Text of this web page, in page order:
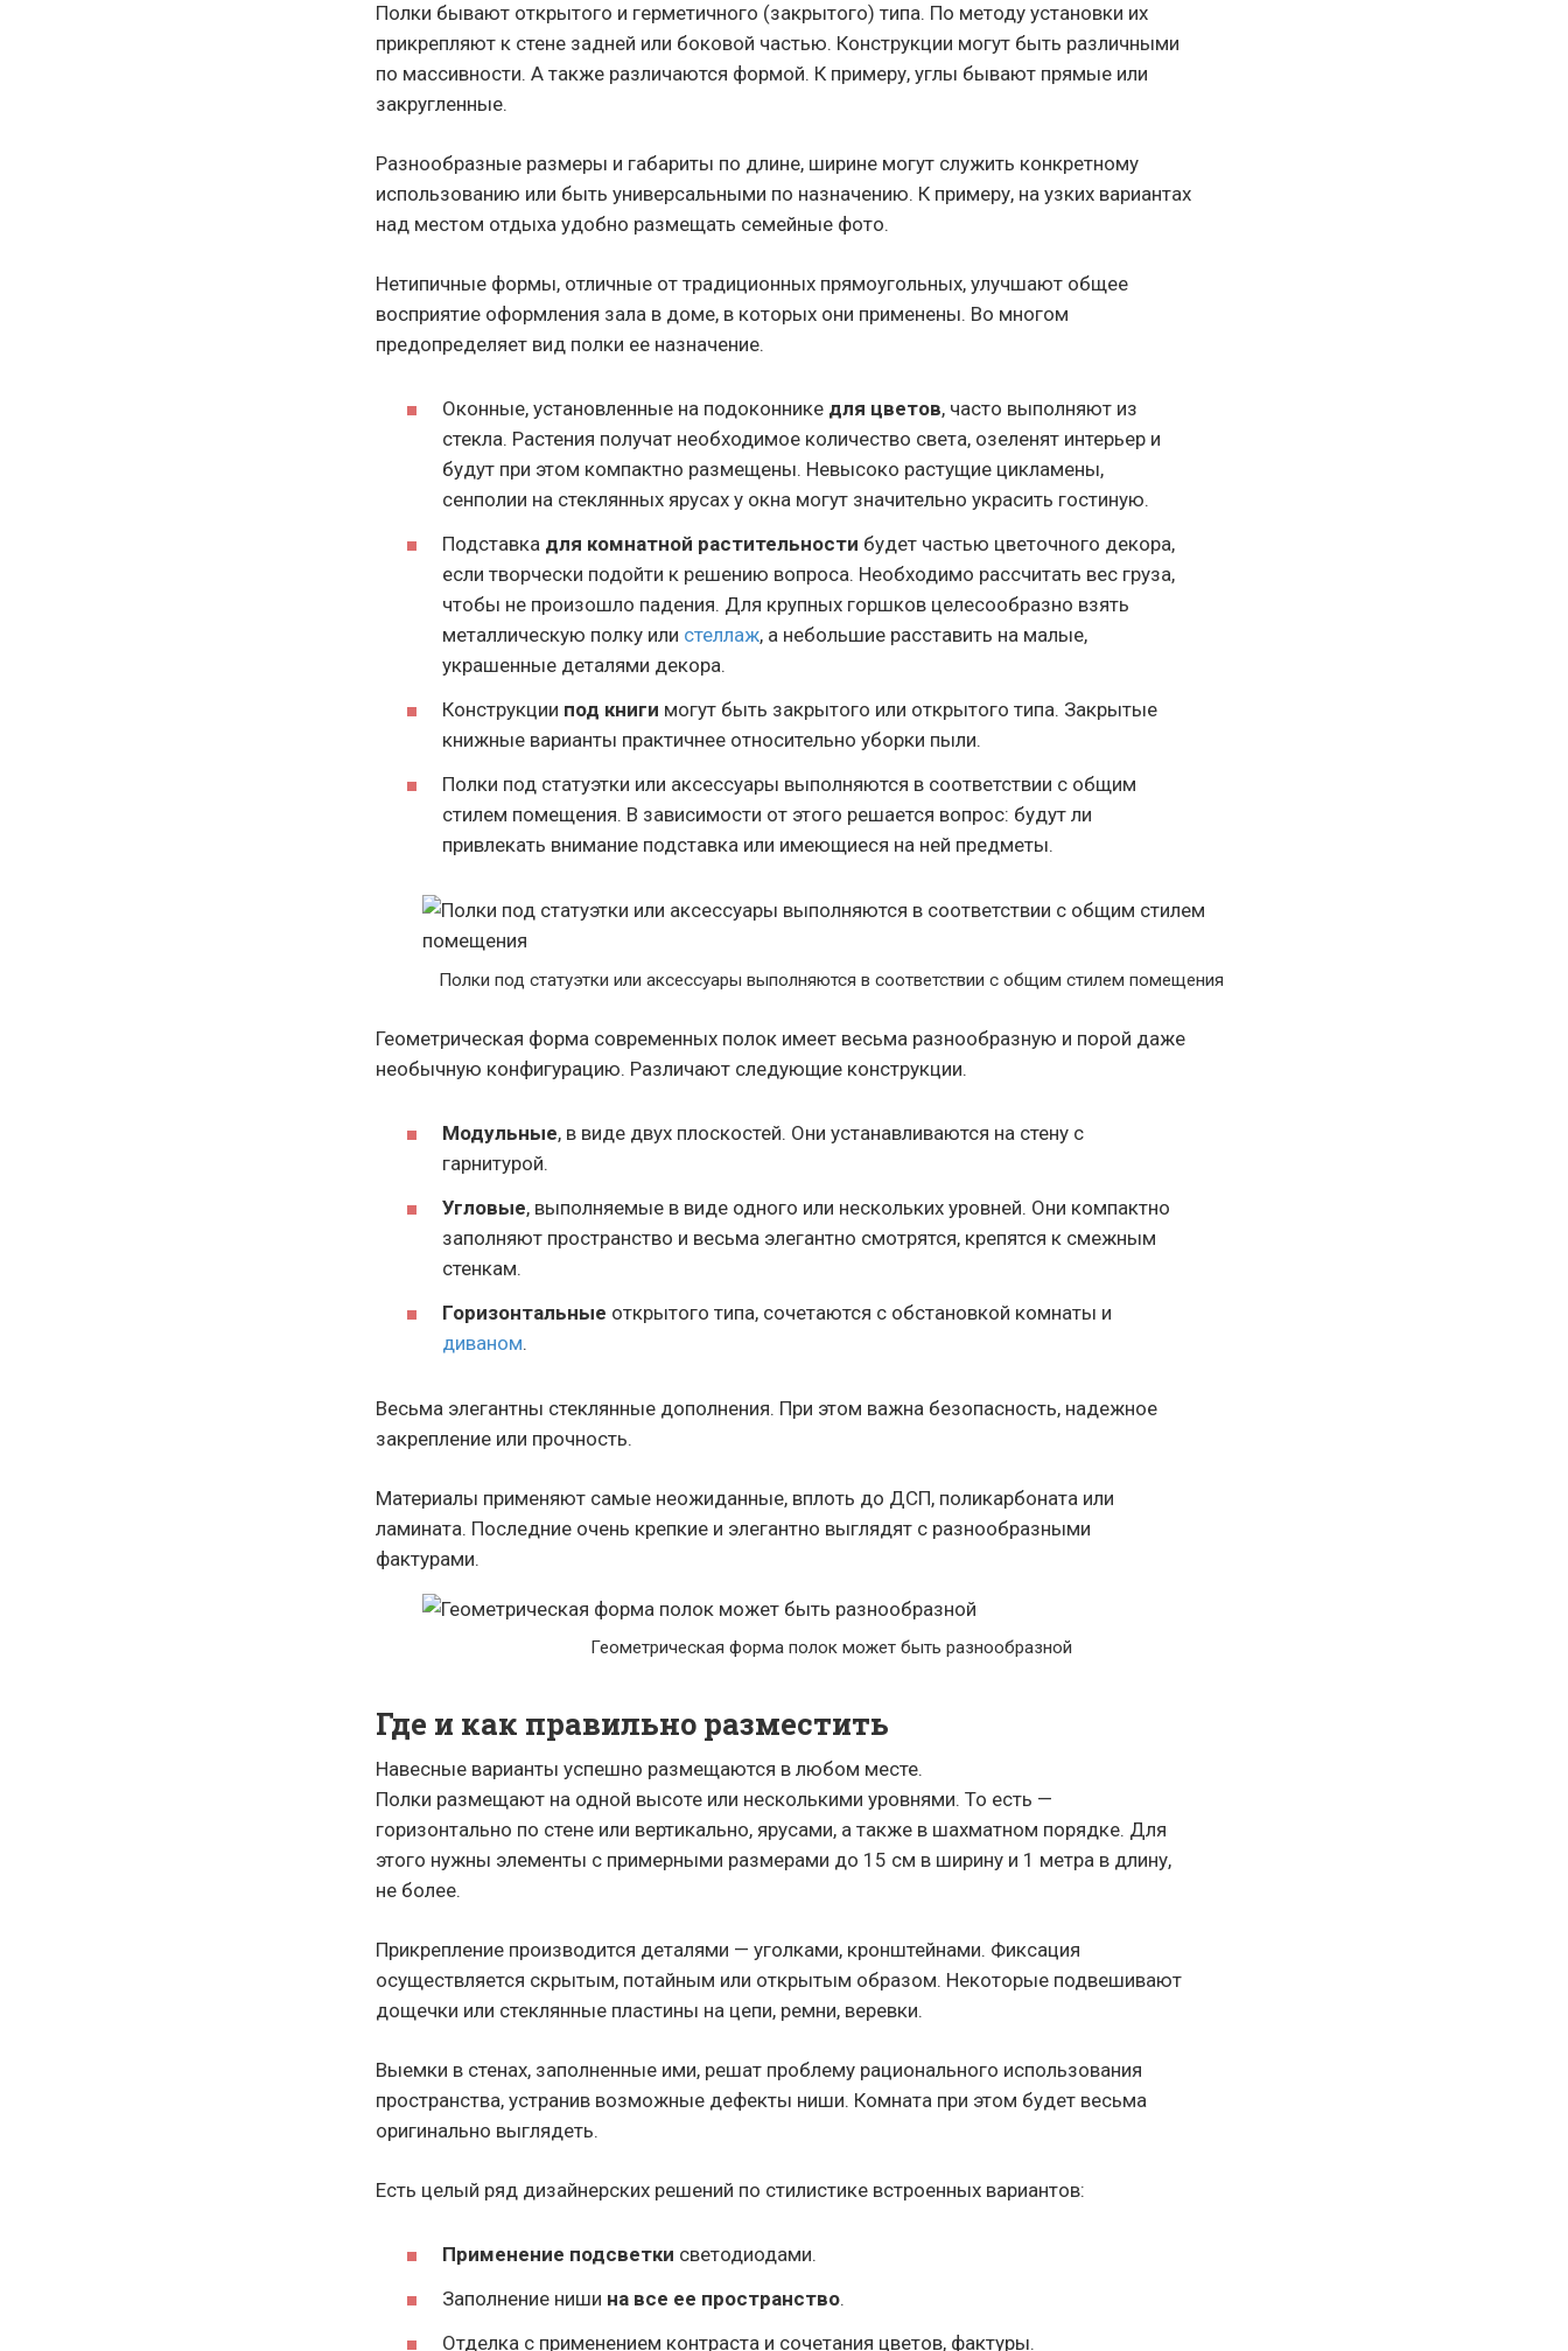
Полки бывают открытого и герметичного (закрытого) типа. По методу установки их
прикрепляют к стене задней или боковой частью. Конструкции могут быть различными
по массивности. А также различаются формой. К примеру, углы бывают прямые или
закругленные.
Разнообразные размеры и габариты по длине, ширине могут служить конкретному
использованию или быть универсальными по назначению. К примеру, на узких вариантах
над местом отдыха удобно размещать семейные фото.
Нетипичные формы, отличные от традиционных прямоугольных, улучшают общее
восприятие оформления зала в доме, в которых они применены. Во многом
предопределяет вид полки ее назначение.
Оконные, установленные на подоконнике для цветов, часто выполняют из
стекла. Растения получат необходимое количество света, озеленят интерьер и
будут при этом компактно размещены. Невысоко растущие цикламены,
сенполии на стеклянных ярусах у окна могут значительно украсить гостиную.
Подставка для комнатной растительности будет частью цветочного декора,
если творчески подойти к решению вопроса. Необходимо рассчитать вес груза,
чтобы не произошло падения. Для крупных горшков целесообразно взять
металлическую полку или стеллаж, а небольшие расставить на малые,
украшенные деталями декора.
Конструкции под книги могут быть закрытого или открытого типа. Закрытые
книжные варианты практичнее относительно уборки пыли.
Полки под статуэтки или аксессуары выполняются в соответствии с общим
стилем помещения. В зависимости от этого решается вопрос: будут ли
привлекать внимание подставка или имеющиеся на ней предметы.
Полки под статуэтки или аксессуары выполняются в соответствии с общим стилем помещения
Геометрическая форма современных полок имеет весьма разнообразную и порой даже
необычную конфигурацию. Различают следующие конструкции.
Модульные, в виде двух плоскостей. Они устанавливаются на стену с
гарнитурой.
Угловые, выполняемые в виде одного или нескольких уровней. Они компактно
заполняют пространство и весьма элегантно смотрятся, крепятся к смежным
стенкам.
Горизонтальные открытого типа, сочетаются с обстановкой комнаты и
диваном.
Весьма элегантны стеклянные дополнения. При этом важна безопасность, надежное
закрепление или прочность.
Материалы применяют самые неожиданные, вплоть до ДСП, поликарбоната или
ламината. Последние очень крепкие и элегантно выглядят с разнообразными
фактурами.
Геометрическая форма полок может быть разнообразной
Где и как правильно разместить
Навесные варианты успешно размещаются в любом месте.
Полки размещают на одной высоте или несколькими уровнями. То есть —
горизонтально по стене или вертикально, ярусами, а также в шахматном порядке. Для
этого нужны элементы с примерными размерами до 15 см в ширину и 1 метра в длину,
не более.
Прикрепление производится деталями — уголками, кронштейнами. Фиксация
осуществляется скрытым, потайным или открытым образом. Некоторые подвешивают
дощечки или стеклянные пластины на цепи, ремни, веревки.
Выемки в стенах, заполненные ими, решат проблему рационального использования
пространства, устранив возможные дефекты ниши. Комната при этом будет весьма
оригинально выглядеть.
Есть целый ряд дизайнерских решений по стилистике встроенных вариантов:
Применение подсветки светодиодами.
Заполнение ниши на все ее пространство.
Отделка с применением контраста и сочетания цветов, фактуры.